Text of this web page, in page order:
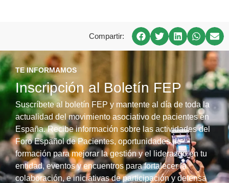
Compartir:
TE INFORMAMOS
Inscripción al Boletín FEP
Suscríbete al boletín FEP y mantente al día de toda la
actualidad del movimiento asociativo de pacientes en
España. Recibe información sobre las actividades del
Foro Español de Pacientes, oportunidades de
formación para mejorar la gestión y el liderazgo en tu
entidad, eventos y encuentros para fortalecer la
colaboración, e iniciativas de participación y defensa